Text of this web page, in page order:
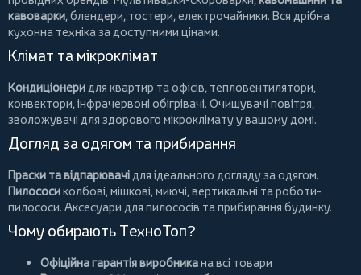
кавоварки,блендери, тостери,електрочайники. Вся дрібна
кухонна техніка за доступними цінами.
Клімат та мікроклімат
Кондиціонеридля квартир та офісів, тепловентилятори,
конвектори,інфрачервоні обігрівачі. Очищувачі повітря,
зволожувачі для здорового мікроклімату у вашому домі.
Догляд за одягом та прибирання
Праски та відпарювачідля ідеального догляду за одягом.
Пилососиколбові,мішкові,миючі,вертикальні тароботи-
пилососи. Аксесуари для пилососів та прибирання будинку.
Чому обирають ТехноТоп?
Офіційна гарантія виробникана всі товари